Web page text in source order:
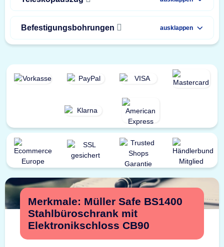
Befestigungsbohrungen ausklappen
Merkmale: Müller Safe BS1400
Stahlbüroschrank mit
Elektronikschloss CB90